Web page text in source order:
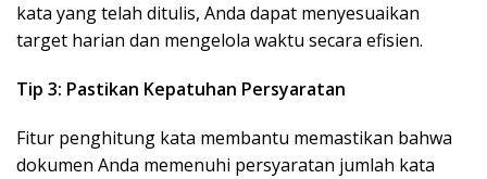
kata yang telah ditulis, Anda dapat menyesuaikan
target harian dan mengelola waktu secara efisien.
Tip 3: Pastikan Kepatuhan Persyaratan
Fitur penghitung kata membantu memastikan bahwa
dokumen Anda memenuhi persyaratan jumlah kata